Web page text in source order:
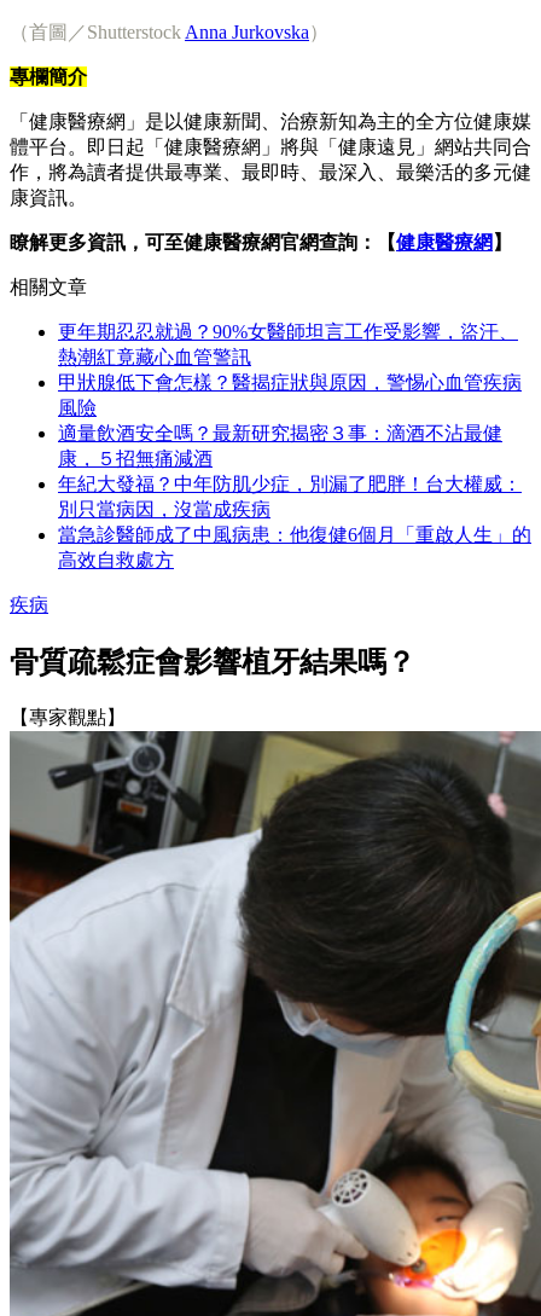
（首圖／Shutterstock Anna Jurkovska）
專欄簡介
「健康醫療網」是以健康新聞、治療新知為主的全方位健康媒
體平台。即日起「健康醫療網」將與「健康遠見」網站共同合
作，將為讀者提供最專業、最即時、最深入、最樂活的多元健
康資訊。
瞭解更多資訊，可至健康醫療網官網查詢：【健康醫療網 】
相關文章
更年期忍忍就過？90%女醫師坦言工作受影響，盜汗、
熱潮紅竟藏心血管警訊
甲狀腺低下會怎樣？醫揭症狀與原因，警惕心血管疾病
風險
適量飲酒安全嗎？最新研究揭密３事：滴酒不沾最健
康，５招無痛減酒
年紀大發福？中年防肌少症，別漏了肥胖！台大權威：
別只當病因，沒當成疾病
當急診醫師成了中風病患：他復健6個月「重啟人生」的
高效自救處方
疾病
骨質疏鬆症會影響植牙結果嗎？
【專家觀點】